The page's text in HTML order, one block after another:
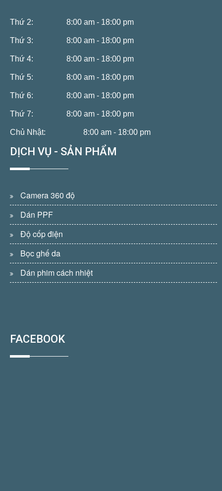
Thứ 2: 8:00 am - 18:00 pm
Thứ 3: 8:00 am - 18:00 pm
Thứ 4: 8:00 am - 18:00 pm
Thứ 5: 8:00 am - 18:00 pm
Thứ 6: 8:00 am - 18:00 pm
Thứ 7: 8:00 am - 18:00 pm
Chủ Nhật: 8:00 am - 18:00 pm
DỊCH VỤ - SẢN PHẨM
Camera 360 độ
Dán PPF
Độ cốp điện
Bọc ghế da
Dán phim cách nhiệt
FACEBOOK